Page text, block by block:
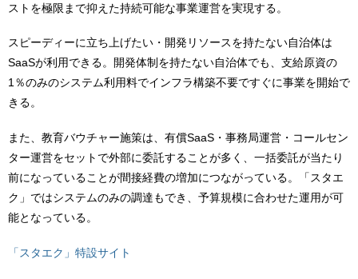
ストを極限まで抑えた持続可能な事業運営を実現する。
スピーディーに立ち上げたい・開発リソースを持たない自治体は
SaaSが利用できる。開発体制を持たない自治体でも、支給原資の
1％のみのシステム利用料でインフラ構築不要ですぐに事業を開始で
きる。
また、教育バウチャー施策は、有償SaaS・事務局運営・コールセン
ター運営をセットで外部に委託することが多く、一括委託が当たり
前になっていることが間接経費の増加につながっている。「スタエ
ク」ではシステムのみの調達もでき、予算規模に合わせた運用が可
能となっている。
「スタエク」特設サイト